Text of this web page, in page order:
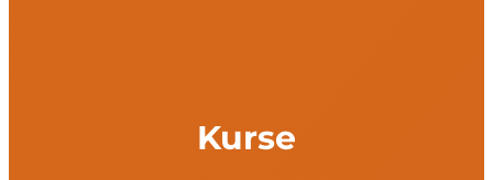
Kurse